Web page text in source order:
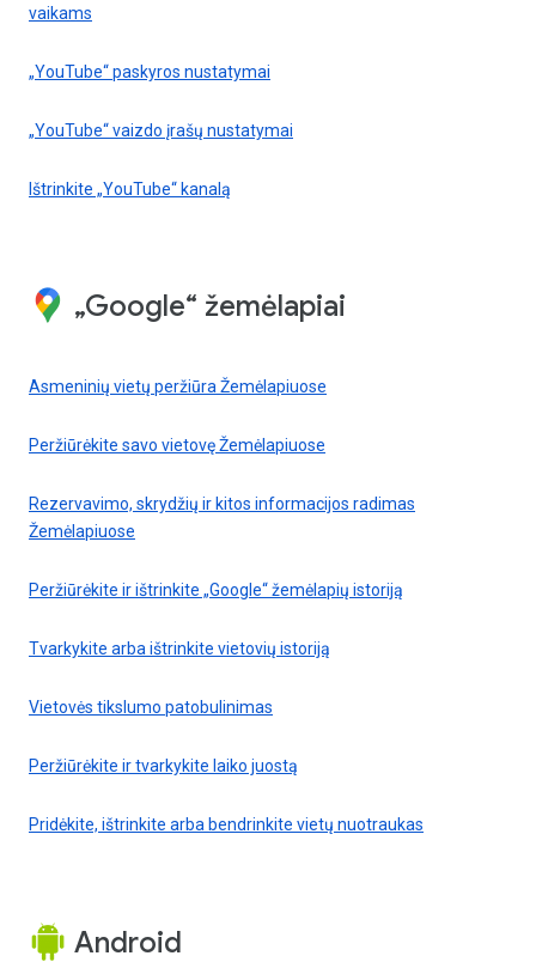
vaikams
„YouTube“ paskyros nustatymai
„YouTube“ vaizdo įrašų nustatymai
Ištrinkite „YouTube“ kanalą
„Google“ žemėlapiai
Asmeninių vietų peržiūra Žemėlapiuose
Peržiūrėkite savo vietovę Žemėlapiuose
Rezervavimo, skrydžių ir kitos informacijos radimas
Žemėlapiuose
Peržiūrėkite ir ištrinkite „Google“ žemėlapių istoriją
Tvarkykite arba ištrinkite vietovių istoriją
Vietovės tikslumo patobulinimas
Peržiūrėkite ir tvarkykite laiko juostą
Pridėkite, ištrinkite arba bendrinkite vietų nuotraukas
Android